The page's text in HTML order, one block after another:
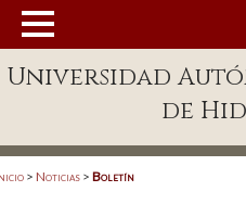
Enlaces
Universidad
de
> Noticias > Boletín